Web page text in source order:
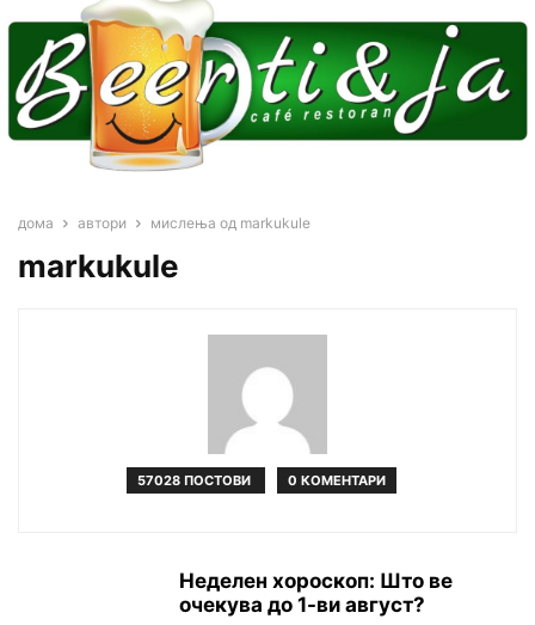
дома автори мислења од markukule
markukule
57028 ПОСТОВИ 0 КОМЕНТАРИ
Неделен хороскоп: Што ве
очекува до 1-ви август?